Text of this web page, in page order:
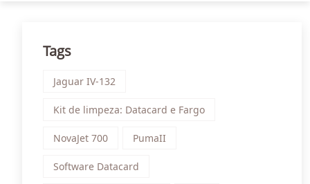
Tags
Jaguar IV-132
Kit de limpeza: Datacard e Fargo
NovaJet 700 PumaII
Software Datacard